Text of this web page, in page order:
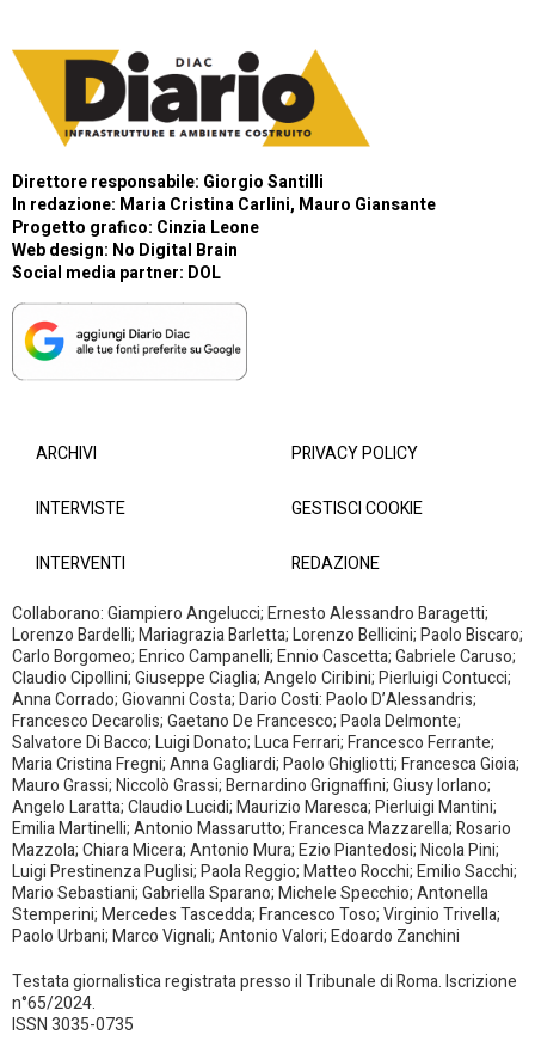
Direttore responsabile: Giorgio Santilli
In redazione: Maria Cristina Carlini, Mauro Giansante
Progetto grafico: Cinzia Leone
Web design: No Digital Brain
Social media partner: DOL
ARCHIVI
INTERVISTE
INTERVENTI
PRIVACY POLICY
GESTISCI COOKIE
REDAZIONE
Collaborano: Giampiero Angelucci; Ernesto Alessandro Baragetti;
Lorenzo Bardelli; Mariagrazia Barletta; Lorenzo Bellicini; Paolo Biscaro;
Carlo Borgomeo; Enrico Campanelli; Ennio Cascetta; Gabriele Caruso;
Claudio Cipollini; Giuseppe Ciaglia; Angelo Ciribini; Pierluigi Contucci;
Anna Corrado; Giovanni Costa; Dario Costi: Paolo D’Alessandris;
Francesco Decarolis; Gaetano De Francesco; Paola Delmonte;
Salvatore Di Bacco; Luigi Donato; Luca Ferrari; Francesco Ferrante;
Maria Cristina Fregni; Anna Gagliardi; Paolo Ghigliotti; Francesca Gioia;
Mauro Grassi; Niccolò Grassi; Bernardino Grignaffini; Giusy Iorlano;
Angelo Laratta; Claudio Lucidi; Maurizio Maresca; Pierluigi Mantini;
Emilia Martinelli; Antonio Massarutto; Francesca Mazzarella; Rosario
Mazzola; Chiara Micera; Antonio Mura; Ezio Piantedosi; Nicola Pini;
Luigi Prestinenza Puglisi; Paola Reggio; Matteo Rocchi; Emilio Sacchi;
Mario Sebastiani; Gabriella Sparano; Michele Specchio; Antonella
Stemperini; Mercedes Tascedda; Francesco Toso; Virginio Trivella;
Paolo Urbani; Marco Vignali; Antonio Valori; Edoardo Zanchini
Testata giornalistica registrata presso il Tribunale di Roma. Iscrizione
n°65/2024.
ISSN 3035-0735